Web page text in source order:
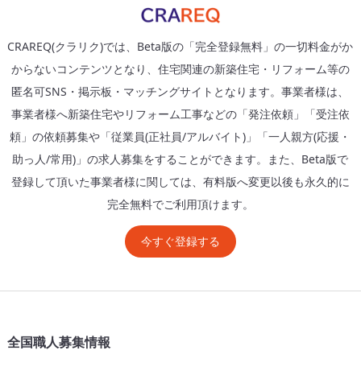
CRAREQ(クラリク)では、Beta版の「完全登録無料」の一切料金がか
からないコンテンツとなり、住宅関連の新築住宅・リフォーム等の
匿名可SNS・掲示板・マッチングサイトとなります。事業者様は、
事業者様へ新築住宅やリフォーム工事などの「発注依頼」「受注依
頼」の依頼募集や「従業員(正社員/アルバイト)」「一人親方(応援・
助っ人/常用)」の求人募集をすることができます。また、Beta版で
登録して頂いた事業者様に関しては、有料版へ変更以後も永久的に
完全無料でご利用頂けます。
今すぐ登録する
全国職人募集情報